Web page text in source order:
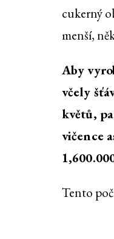
cukerný
menší,
Aby
včely
květů,
vičence
Tento